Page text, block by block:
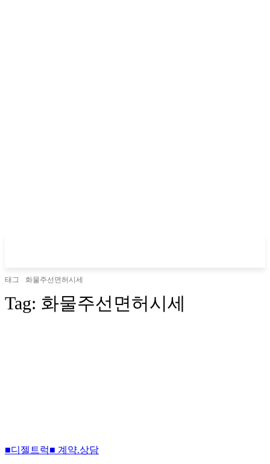
태그 화물주선면허시세
Tag: 화물주선면허시세
■디젤트럭■ 계약.상담